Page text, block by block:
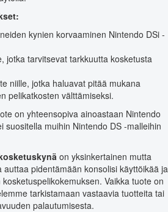
kynien korvaaminen Nintendo DSi -
jotka tarvitsevat tarkkuutta kosketusta
niille, jotka haluavat pitää mukana
pelikatkosten välttämiseksi.
on yhteensopiva ainoastaan Nintendo
suositella muihin Nintendo DS -malleihin
on yksinkertainen mutta
pidentämään konsolisi käyttöikää ja
Vaikka tuote on
tarkistamaan vastaavia tuotteita tai
palautumisesta.